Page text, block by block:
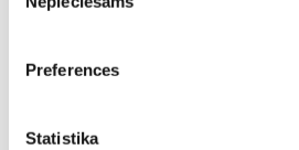
izvēle
Preferences
Statistika
ko rekomendē CPV izraisītu
perorālu atbalstu, piemēram,
augu ekstraktus, vitamīnus un